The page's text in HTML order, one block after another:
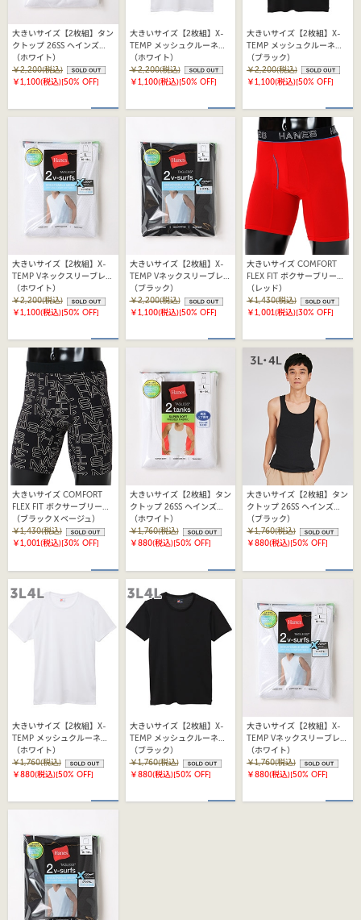
大きいサイズ【2枚組】タン
クトップ 26SS ヘインズ
(HM2EZ701)
（ホワイト）
￥2,200(税込)
￥1,100(税込)[50% OFF]
大きいサイズ【2枚組】X-
TEMP メッシュクルーネッ
クTシャツ 25FW ヘインズ
(HM1EZ701)
（ホワイト）
￥2,200(税込)
￥1,100(税込)[50% OFF]
大きいサイズ【2枚組】X-
TEMP メッシュクルーネッ
クTシャツ 25FW ヘインズ
(HM1EZ701)
（ブラック）
￥2,200(税込)
￥1,100(税込)[50% OFF]
大きいサイズ【2枚組】X-
TEMP Vネックスリーブレス
Tシャツ 25FW ヘインズ
(HM3EZ701)
（ホワイト）
￥2,200(税込)
￥1,100(税込)[50% OFF]
大きいサイズ【2枚組】X-
TEMP Vネックスリーブレス
Tシャツ 25FW ヘインズ
(HM3EZ701)
（ブラック）
￥2,200(税込)
￥1,100(税込)[50% OFF]
大きいサイズ COMFORT
FLEX FIT ボクサーブリーフ
25FW ヘインズ
(HM6EQ102K)
（レッド）
￥1,430(税込)
￥1,001(税込)[30% OFF]
大きいサイズ COMFORT
FLEX FIT ボクサーブリーフ
25FW ヘインズ
(HM6EW111K)
（ブラックＸベージュ）
￥1,430(税込)
￥1,001(税込)[30% OFF]
大きいサイズ【2枚組】タン
クトップ 26SS ヘインズ
(HM2EZ701)
（ホワイト）
￥1,760(税込)
￥880(税込)[50% OFF]
大きいサイズ【2枚組】タン
クトップ 26SS ヘインズ
(HM2EZ701)
（ブラック）
￥1,760(税込)
￥880(税込)[50% OFF]
大きいサイズ【2枚組】X-
TEMP メッシュクルーネッ
クTシャツ 25FW ヘインズ
(HM1EZ701)
（ホワイト）
￥1,760(税込)
￥880(税込)[50% OFF]
大きいサイズ【2枚組】X-
TEMP メッシュクルーネッ
クTシャツ 25FW ヘインズ
(HM1EZ701)
（ブラック）
￥1,760(税込)
￥880(税込)[50% OFF]
大きいサイズ【2枚組】X-
TEMP Vネックスリーブレス
Tシャツ 25FW ヘインズ
(HM3EZ701)
（ホワイト）
￥1,760(税込)
￥880(税込)[50% OFF]